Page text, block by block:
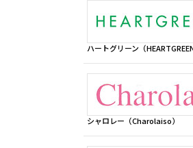
ハートグリーン（HEARTGREEN
シャロレー（Charolaiso）